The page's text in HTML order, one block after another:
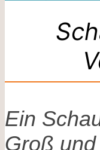
Ein
Groß